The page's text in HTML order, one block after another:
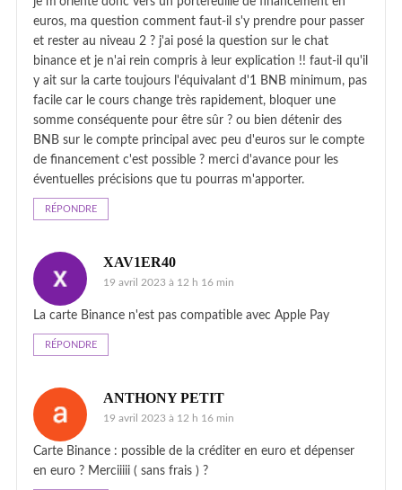
euros, ma question comment faut-il s'y prendre pour passer
et rester au niveau 2 ? j'ai posé la question sur le chat
binance et je n'ai rein compris à leur explication !! faut-il qu'il
y ait sur la carte toujours l'équivalant d'1 BNB minimum, pas
facile car le cours change très rapidement, bloquer une
somme conséquente pour être sûr ? ou bien détenir des
BNB sur le compte principal avec peu d'euros sur le compte
de financement c'est possible ? merci d'avance pour les
éventuelles précisions que tu pourras m'apporter.
RÉPONDRE
XAV1ER40
19 avril 2023 à 12 h 16 min
La carte Binance n'est pas compatible avec Apple Pay
RÉPONDRE
ANTHONY PETIT
19 avril 2023 à 12 h 16 min
Carte Binance : possible de la créditer en euro et dépenser
en euro ? Merciiiii ( sans frais ) ?